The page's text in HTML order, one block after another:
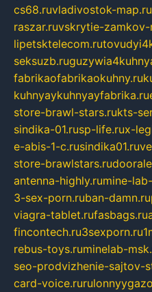
cs68.ruvladivostok-map.ru
raszar.ruvskrytie-zamkov-
lipetsktelecom.ru
seksuzb.ru
fabrikaofabrikaokuhny.ru
kuhnyaykuhnyayfabrika.ru
store-brawl-stars.rukts-
sindika-01.rusp-life.rux-
e-abis-1-c.rusindika01.ru
store-brawlstars.ru
antenna-highly.rumine-
3-sex-porn.ruban-damn.ru
viagra-tablet.rufasbags.ru
fincontech.ru3sexporn.ru
rebus-toys.ruminelab-
seo-prodvizhenie-sajtov-
card-voice.ru